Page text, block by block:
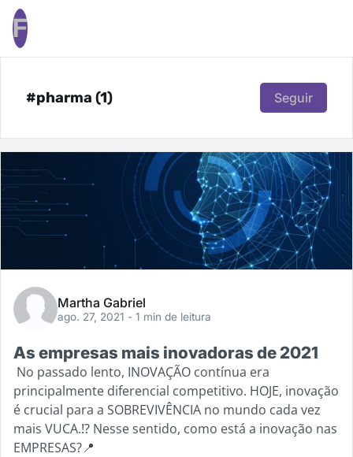
F
#pharma (1) Seguir
Martha Gabriel
ago. 27, 2021 - 1 min de leitura
As empresas mais inovadoras de 2021
No passado lento, INOVAÇÃO contínua era
principalmente diferencial competitivo. HOJE, inovação
é crucial para a SOBREVIVÊNCIA no mundo cada vez
mais VUCA.⁉️ Nesse sentido, como está a inovação nas
EMPRESAS?📍